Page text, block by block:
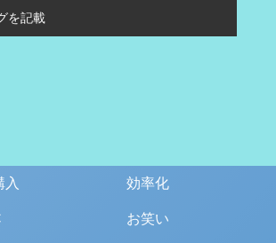
を記載
入 効率化
お笑い